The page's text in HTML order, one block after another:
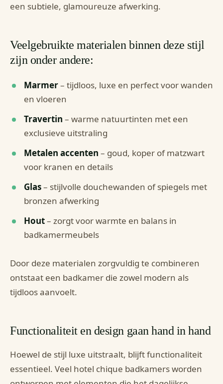
een subtiele, glamoureuze afwerking.
Veelgebruikte materialen binnen deze stijl
zijn onder andere:
Marmer– tijdloos, luxe en perfect voor wanden
en vloeren
Travertin – warme natuurtinten met een
exclusieve uitstraling
Metalen accenten – goud, koper of matzwart
voor kranen en details
Glas– stijlvolle douchewanden of spiegels met
bronzen afwerking
Hout– zorgt voor warmte en balans in
badkamermeubels
Door deze materialen zorgvuldig te combineren
ontstaat een badkamer die zowel modern als
tijdloos aanvoelt.
Functionaliteit en design gaan hand in hand
Hoewel de stijl luxe uitstraalt, blijft functionaliteit
essentieel. Veel hotel chique badkamers worden